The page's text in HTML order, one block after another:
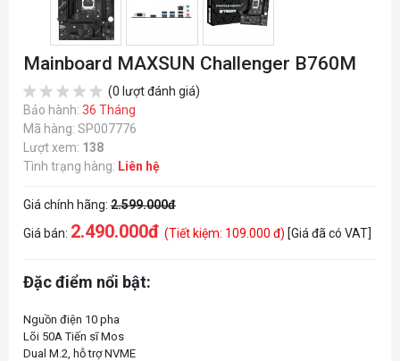
Mainboard MAXSUN Challenger B760M
(0 lượt đánh giá)
Bảo hành: 36 Tháng
Mã hàng: SP007776
Lượt xem: 138
Tình trạng hàng: Liên hệ
Giá chính hãng: 2.599.000đ
Giá bán: 2.490.000đ (Tiết kiệm: 109.000 đ) [Giá đã có VAT]
Đặc điểm nổi bật:
Nguồn điện 10 pha
Lõi 50A Tiến sĩ Mos
Dual M.2, hỗ trợ NVME